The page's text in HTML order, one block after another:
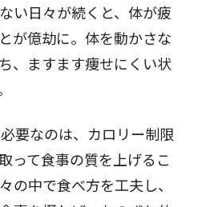
い日々が続くと、体が疲
が億劫に。体を動かさな
、ますます痩せにくい状
要なのは、カロリー制限
って食事の質を上げるこ
の中で食べ方を工夫し、